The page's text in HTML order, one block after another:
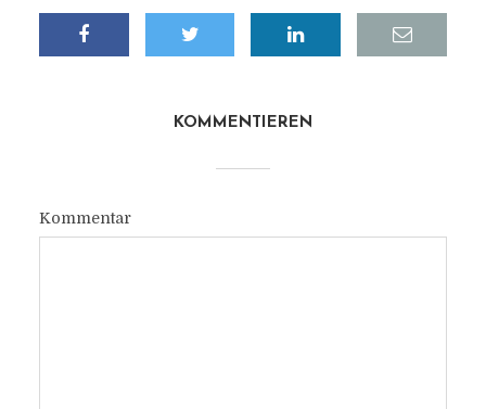
KOMMENTIEREN
Kommentar